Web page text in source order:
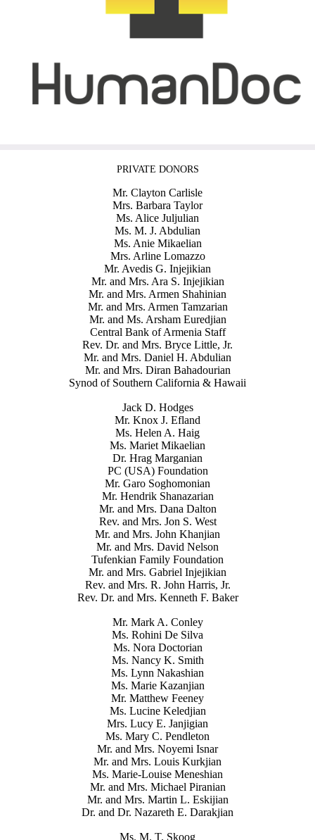
PRIVATE DONORS
Mr. Clayton Carlisle
Mrs. Barbara Taylor
Ms. Alice Juljulian
Ms. M. J. Abdulian
Ms. Anie Mikaelian
Mrs. Arline Lomazzo
Mr. Avedis G. Injejikian
Mr. and Mrs. Ara S. Injejikian
Mr. and Mrs. Armen Shahinian
Mr. and Mrs. Armen Tamzarian
Mr. and Ms. Arsham Euredjian
Central Bank of Armenia Staff
Rev. Dr. and Mrs. Bryce Little, Jr.
Mr. and Mrs. Daniel H. Abdulian
Mr. and Mrs. Diran Bahadourian
Synod of Southern California & Hawaii
Jack D. Hodges
Mr. Knox J. Efland
Ms. Helen A. Haig
Ms. Mariet Mikaelian
Dr. Hrag Marganian
PC (USA) Foundation
Mr. Garo Soghomonian
Mr. Hendrik Shanazarian
Mr. and Mrs. Dana Dalton
Rev. and Mrs. Jon S. West
Mr. and Mrs. John Khanjian
Mr. and Mrs. David Nelson
Tufenkian Family Foundation
Mr. and Mrs. Gabriel Injejikian
Rev. and Mrs. R. John Harris, Jr.
Rev. Dr. and Mrs. Kenneth F. Baker
Mr. Mark A. Conley
Ms. Rohini De Silva
Ms. Nora Doctorian
Ms. Nancy K. Smith
Ms. Lynn Nakashian
Ms. Marie Kazanjian
Mr. Matthew Feeney
Ms. Lucine Keledjian
Mrs. Lucy E. Janjigian
Ms. Mary C. Pendleton
Mr. and Mrs. Noyemi Isnar
Mr. and Mrs. Louis Kurkjian
Ms. Marie-Louise Meneshian
Mr. and Mrs. Michael Piranian
Mr. and Mrs. Martin L. Eskijian
Dr. and Dr. Nazareth E. Darakjian
Ms. M. T. Skoog